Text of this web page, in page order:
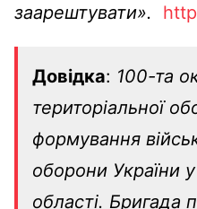
заарештувати».
Довідка: 100-та
територіальної
формування
оборони України
області. Бригада